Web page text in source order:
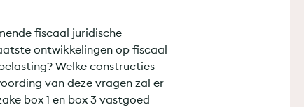
fiscaal juridische
ontwikkelingen op fiscaal
Welke constructies
van deze vragen zal er
box 1 en box 3 vastgoed